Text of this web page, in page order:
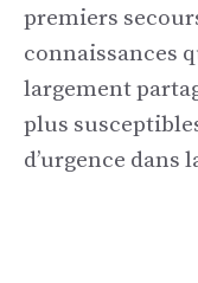
premiers
connaissances
largement
plus
d’urgence dans